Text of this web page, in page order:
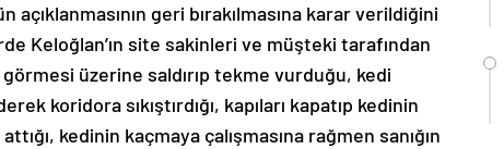
açıklanmasının geri bırakılmasına karar verildiğini
Keloğlan’ın site sakinleri ve müşteki tarafından
üzerine saldırıp tekme vurduğu, kedi
koridora sıkıştırdığı, kapıları kapatıp kedinin
kedinin kaçmaya çalışmasına rağmen sanığın